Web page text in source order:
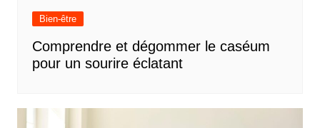
Bien-être
Comprendre et dégommer le caséum
pour un sourire éclatant